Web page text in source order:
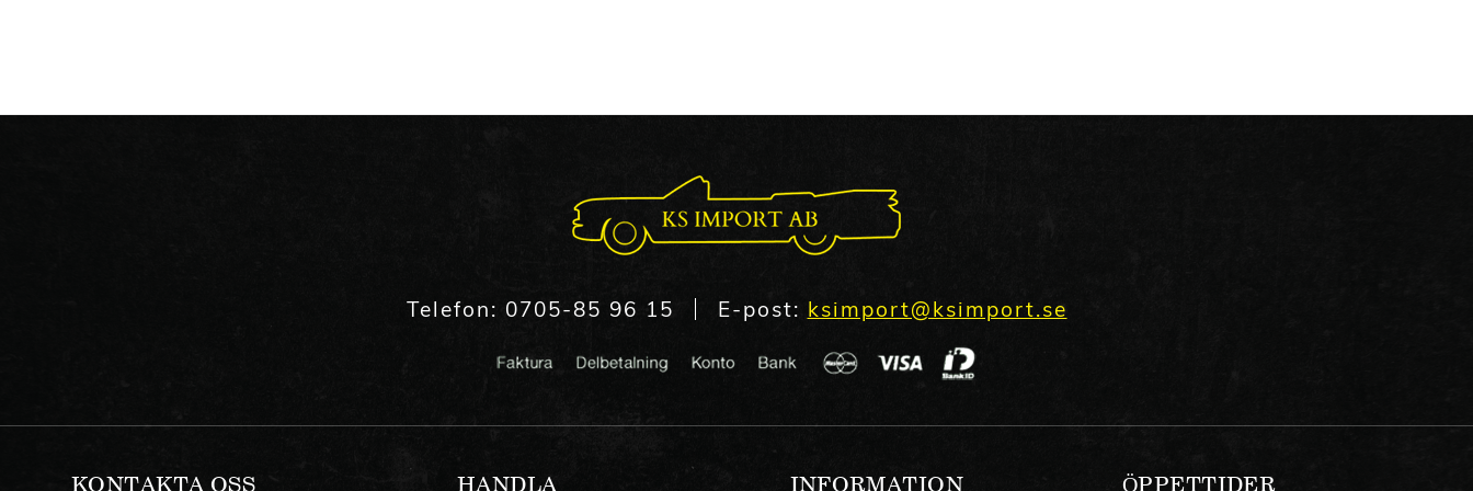
Telefon: 0705-85 96 15 E-post: ksimport@ksimport.se
KONTAKTA OSS HANDLA INFORMATION ÖPPETTIDER